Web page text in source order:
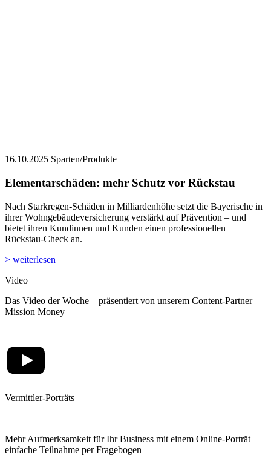
16.10.2025 Sparten/Produkte
Elementarschäden: mehr Schutz vor Rückstau
Nach Starkregen-Schäden in Milliardenhöhe setzt die Bayerische in
ihrer Wohngebäudeversicherung verstärkt auf Prävention – und
bietet ihren Kundinnen und Kunden einen professionellen
Rückstau-Check an.
> weiterlesen
Video
Das Video der Woche – präsentiert von unserem Content-Partner
Mission Money
Vermittler-Porträts
Mehr Aufmerksamkeit für Ihr Business mit einem Online-Porträt –
einfache Teilnahme per Fragebogen